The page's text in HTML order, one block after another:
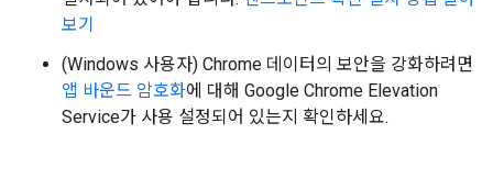
보기
(Windows 사용자) Chrome 데이터의 보안을 강화하려면
앱 바운드 암호화에 대해 Google Chrome Elevation
Service가 사용 설정되어 있는지 확인하세요.